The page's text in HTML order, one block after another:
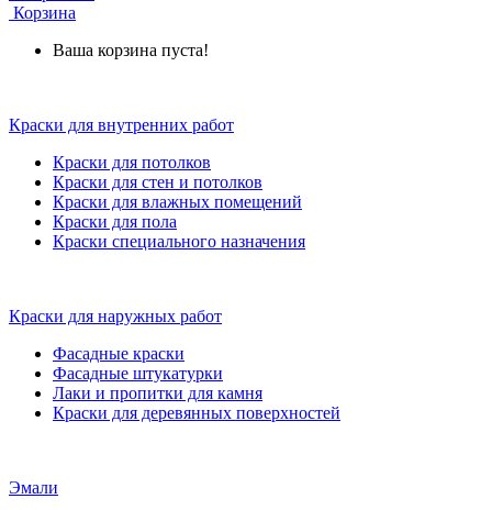
Корзина
Ваша корзина пуста!
Краски для внутренних работ
Краски для потолков
Краски для стен и потолков
Краски для влажных помещений
Краски для пола
Краски специального назначения
Краски для наружных работ
Фасадные краски
Фасадные штукатурки
Лаки и пропитки для камня
Краски для деревянных поверхностей
Эмали